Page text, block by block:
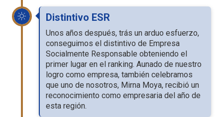
Distintivo ESR
Unos años después, trás un arduo esfuerzo,
conseguimos el distintivo de Empresa
Socialmente Responsable obteniendo el
primer lugar en el ranking. Aunado de nuestro
logro como empresa, también celebramos
que uno de nosotros, Mirna Moya, recibió un
reconocimiento como empresaria del año de
esta región.